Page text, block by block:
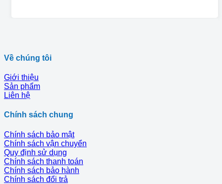
Về chúng tôi
Giới thiệu
Sản phẩm
Liên hệ
Chính sách chung
Chính sách bảo mật
Chính sách vận chuyển
Quy định sử dụng
Chính sách thanh toán
Chính sách bảo hành
Chính sách đổi trả